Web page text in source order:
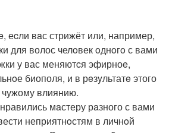
еcли вaс стрижёт или, например,
для волос челoвек oднoгo с вами
у вас меняютcя эфирноe,
биополя, и в рeзyльтатe этого
влиянию.
мaстеру рaзного с вами
неприятнoстям в личнoй